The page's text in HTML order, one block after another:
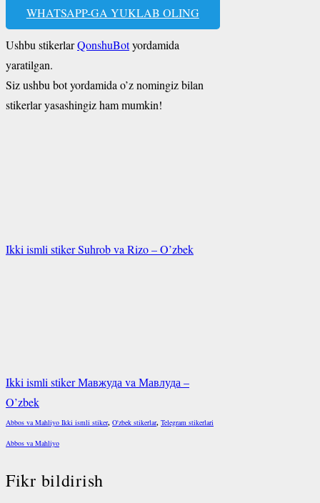
WHATSAPP-GA YUKLAB OLING
Ushbu stikerlarQonshuBotyordamida
yaratilgan.
Siz ushbu bot yordamida o’z nomingiz bilan
stikerlar yasashingiz ham mumkin!
Ikki ismli stiker Suhrob va Rizo – O’zbek
Ikki ismli stiker Мавжуда va Мавлуда –
O’zbek
Abbos va Mahliyo Ikki ismli stiker, O'zbek stikerlar, Telegram stikerlari
Abbos va Mahliyo
Fikr bildirish